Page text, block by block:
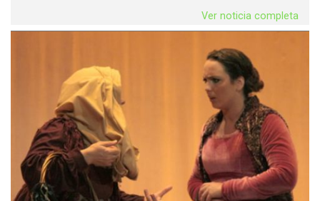
Ver noticia completa